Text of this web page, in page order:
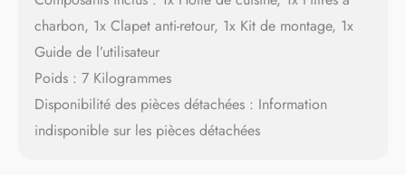
charbon, 1x Clapet anti-retour, 1x Kit de montage, 1x
Guide de l’utilisateur
Poids : 7 Kilogrammes
Disponibilité des pièces détachées : Information
indisponible sur les pièces détachées